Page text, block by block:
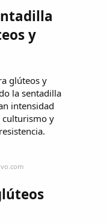
y
glúteos y
la sentadilla
intensidad
culturismo y